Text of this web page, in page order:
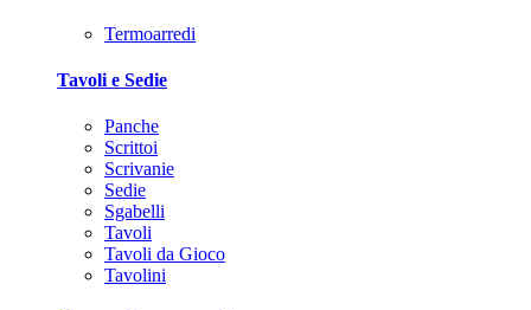
Termoarredi
Tavoli e Sedie
Panche
Scrittoi
Scrivanie
Sedie
Sgabelli
Tavoli
Tavoli da Gioco
Tavolini